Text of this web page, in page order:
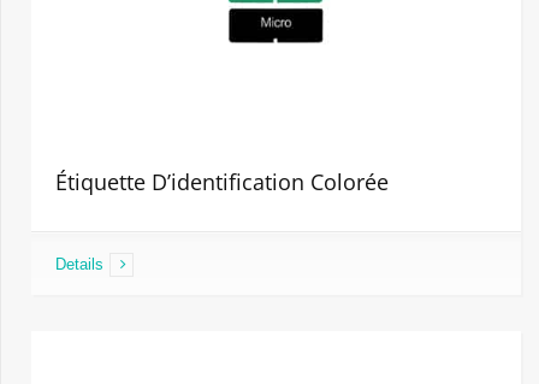
Étiquette D’identification Colorée
Details